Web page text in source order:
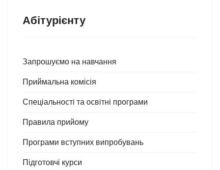
Абітурієнту
Запрошуємо на навчання
Приймальна комісія
Спеціальності та освітні програми
Правила прийому
Програми вступних випробувань
Підготовчі курси